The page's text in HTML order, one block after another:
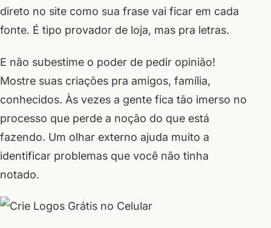
direto no site como sua frase vai ficar em cada
fonte. É tipo provador de loja, mas pra letras.
E não subestime o poder de pedir opinião!
Mostre suas criações pra amigos, família,
conhecidos. Às vezes a gente fica tão imerso no
processo que perde a noção do que está
fazendo. Um olhar externo ajuda muito a
identificar problemas que você não tinha
notado.